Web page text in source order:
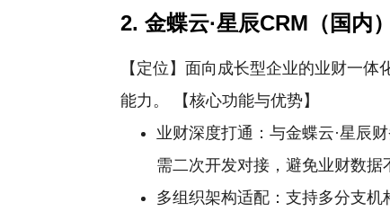
2. 金蝶云·星辰CRM（国内）
【定位】面向成长型企业的业财一
能力。 【核心功能与优势】
业财深度打通：与金蝶云·星辰
需二次开发对接，避免业财数据
多组织架构适配：支持多分支机